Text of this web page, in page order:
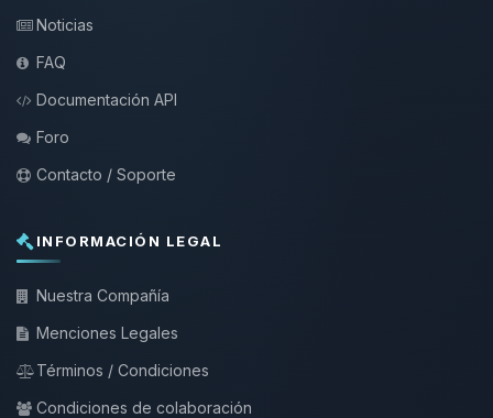
Noticias
FAQ
Documentación API
Foro
Contacto / Soporte
INFORMACIÓN LEGAL
Nuestra Compañía
Menciones Legales
Términos / Condiciones
Condiciones de colaboración